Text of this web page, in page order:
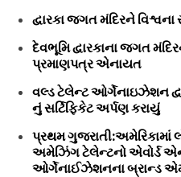
દ્વારકા જગત મંદિરને
દેવભૂમિ દ્વારકાના જગત
પ્રમાણપત્ર એનાયત
વલ્ડ ટેલેન્ટ ઓર્ગેનાઇઝેશન
નું સર્ટિફિકેટ અર્પણ કરાયું
પ્રથમ ગુજરાતી:અમેરિકામાં
અમેઝિંગ ટેલેન્ટનો એવોર્ડ
ઓર્ગેનાઈઝેશનના બ્રાન્ડ